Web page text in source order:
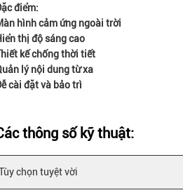
điểm:
hình cảm ứng ngoài trời
thị độ sáng cao
kế chống thời tiết
lý nội dung từ xa
cài đặt và bảo trì
thông số kỹ thuật:
chọn tuyệt vời